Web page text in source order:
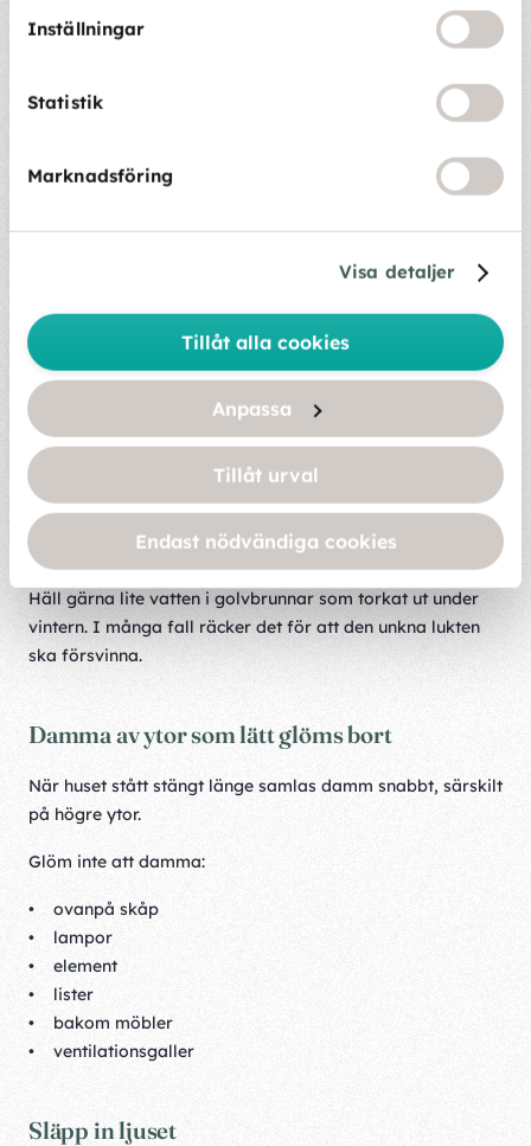
Inställningar
Statistik
Marknadsföring
Visa detaljer
Tillåt alla cookies
Anpassa
Tillåt urval
Endast nödvändiga cookies
• skafferiskåp
Passa också på att kontrollera gamla torrvaror och
kryddor som blivit stående sedan förra sommaren. Ett
enkelt knep är att ställa in en skål med bikarbonat i
Golvbrunnar och avlopp som inte använts på länge kan
börja lukta ganska kraftigt.
Spola därför:
• kranar
• dusch
• toaletter
• golvbrunnar
Häll gärna lite vatten i golvbrunnar som torkat ut under
vintern. I många fall räcker det för att den unkna lukten
ska försvinna.
Damma av ytor som lätt glöms bort
När huset stått stängt länge samlas damm snabbt, särskilt
på högre ytor.
Glöm inte att damma:
• ovanpå skåp
• lampor
• element
• lister
• bakom möbler
• ventilationsgaller
Släpp in ljuset